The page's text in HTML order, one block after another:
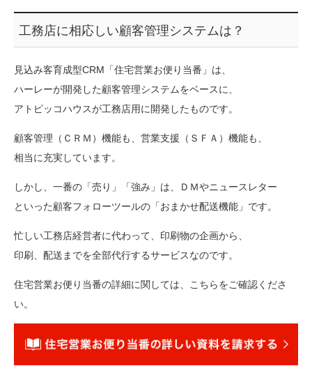
工務店に相応しい顧客管理システムは？
見込み客育成型CRM「住宅営業お便り当番」は、
ハーレーが開発した顧客管理システムをベースに、
アトピッコハウスが工務店用に開発したものです。
顧客管理（ＣＲＭ）機能も、営業支援（ＳＦＡ）機能も、
相当に充実しています。
しかし、一番の「売り」「強み」は、ＤＭやニュースレター
といった顧客フォローツールの「おまかせ配送機能」です。
忙しい工務店経営者に代わって、印刷物の企画から、
印刷、配送までを全部代行するサービスなのです。
住宅営業お便り当番の詳細に関しては、こちらをご確認くださ
い。